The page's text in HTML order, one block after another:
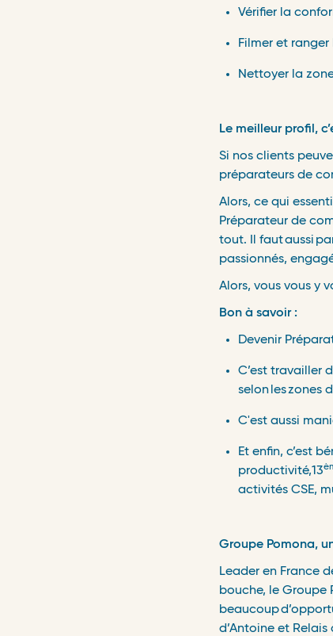
Vérifier la
Filmer et
Nettoyer la
Le meilleur profil,
Si nos clients
préparateurs de
Alors, ce qui
Préparateur de
tout. Il fautaussi
passionnés, engag
Alors, vous vous y
Bon à savoir :
Devenir
C’est travailler
selon leszones
C'est aussi
Et enfin, c’est
productivité,13
activités CSE,
Groupe Pomona,
Leader en France
bouche, le Groupe
beaucoupd’
d’Antoine et Relais